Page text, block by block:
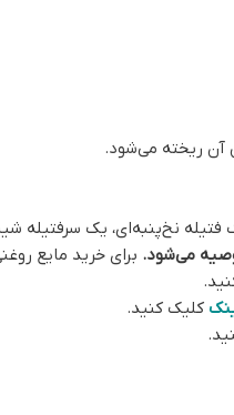
آن ریخته می‌شود.
سرفتیله شیشه‌ای، یک روغن 100 سی‌سی بیرنگ به
می‌شود. برای خرید مایع
کلیک کنید.